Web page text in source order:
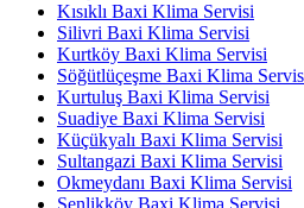
Kısıklı Baxi Klima Servisi
Silivri Baxi Klima Servisi
Kurtköy Baxi Klima Servisi
Söğütlüçeşme Baxi Klima
Kurtuluş Baxi Klima Servisi
Suadiye Baxi Klima Servisi
Küçükyalı Baxi Klima Servisi
Sultangazi Baxi Klima Servisi
Okmeydanı Baxi Klima Servisi
Şenlikköy Baxi Klima Servisi